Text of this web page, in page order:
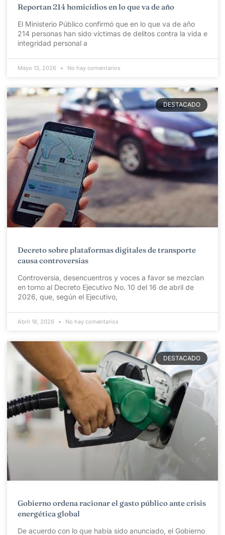
Reportan 214 homicidios en lo que va de año
El Ministerio Público confirmó que en lo que va de año
214 personas han sido víctimas de delitos contra la vida e
integridad personal a
Mayo 13, 2026 No hay comentarios
DESTACADO
Decreto sobre plataformas digitales de transporte
causa controversias
Controversia, desencuentros y voces a favor se mezclan
en torno al Decreto Ejecutivo No. 10 del 16 de abril de
2026, que, según el Ejecutivo,
Abril 18, 2026 No hay comentarios
DESTACADO
Gobierno ordena racionar el gasto público ante crisis
energética global
De acuerdo con lo que había sido anunciado, el Gobierno